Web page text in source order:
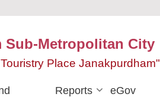
Sub-Metropolitan City
Place Janakpurdham"
Reports eGov